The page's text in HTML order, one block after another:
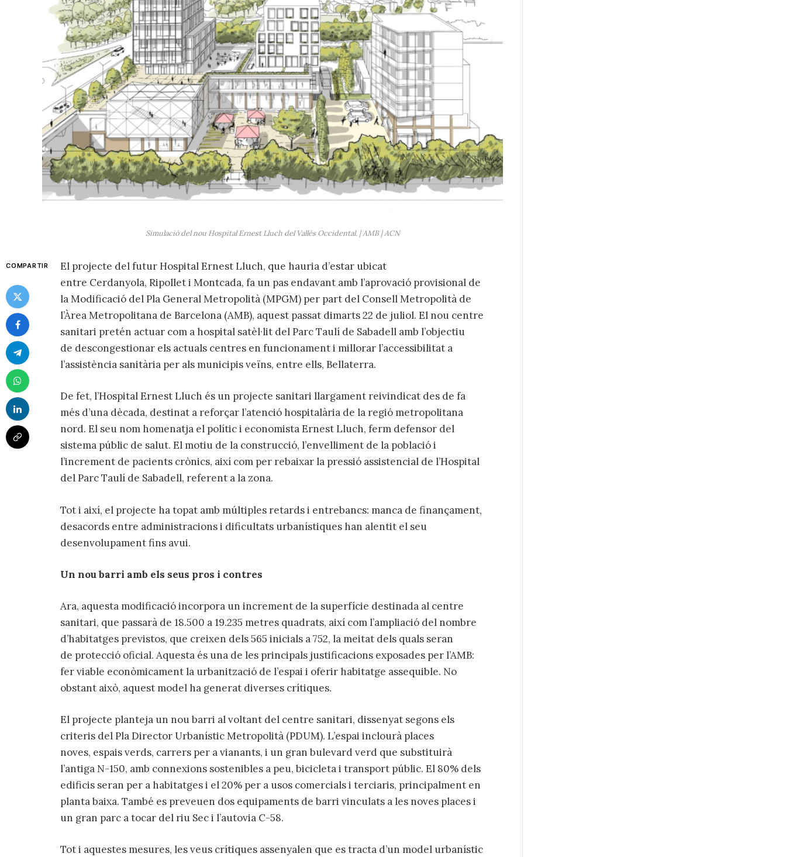
Simulació del nou Hospital Ernest Lluch del Vallès Occidental. | AMB | ACN
COMPARTIR
El projecte del futur Hospital Ernest Lluch, que hauria d’estar ubicat
entre Cerdanyola, Ripollet i Montcada, fa un pas endavant amb l’aprovació provisional de
la Modificació del Pla General Metropolità (MPGM) per part del Consell Metropolità de
l’Àrea Metropolitana de Barcelona (AMB), aquest passat dimarts 22 de juliol. El nou centre
sanitari pretén actuar com a hospital satèl·lit del Parc Taulí de Sabadell amb l’objectiu
de descongestionar els actuals centres en funcionament i millorar l’accessibilitat a
l’assistència sanitària per als municipis veïns, entre ells, Bellaterra.
De fet, l’Hospital Ernest Lluch és un projecte sanitari llargament reivindicat des de fa
més d’una dècada, destinat a reforçar l’atenció hospitalària de la regió metropolitana
nord. El seu nom homenatja el polític i economista Ernest Lluch, ferm defensor del
sistema públic de salut. El motiu de la construcció, l’envelliment de la població i
l’increment de pacients crònics, així com per rebaixar la pressió assistencial de l’Hospital
del Parc Taulí de Sabadell, referent a la zona.
Tot i així, el projecte ha topat amb múltiples retards i entrebancs: manca de finançament,
desacords entre administracions i dificultats urbanístiques han alentit el seu
desenvolupament fins avui.
Un nou barri amb els seus pros i contres
Ara, aquesta modificació incorpora un increment de la superfície destinada al centre
sanitari, que passarà de 18.500 a 19.235 metres quadrats, així com l’ampliació del nombre
d’habitatges previstos, que creixen dels 565 inicials a 752, la meitat dels quals seran
de protecció oficial. Aquesta és una de les principals justificacions exposades per l’AMB:
fer viable econòmicament la urbanització de l’espai i oferir habitatge assequible. No
obstant això, aquest model ha generat diverses crítiques.
El projecte planteja un nou barri al voltant del centre sanitari, dissenyat segons els
criteris del Pla Director Urbanístic Metropolità (PDUM). L’espai inclourà places
noves, espais verds, carrers per a vianants, i un gran bulevard verd que substituirà
l’antiga N-150, amb connexions sostenibles a peu, bicicleta i transport públic. El 80% dels
edificis seran per a habitatges i el 20% per a usos comercials i terciaris, principalment en
planta baixa. També es preveuen dos equipaments de barri vinculats a les noves places i
un gran parc a tocar del riu Sec i l’autovia C-58.
Tot i aquestes mesures, les veus crítiques assenyalen que es tracta d’un model urbanístic